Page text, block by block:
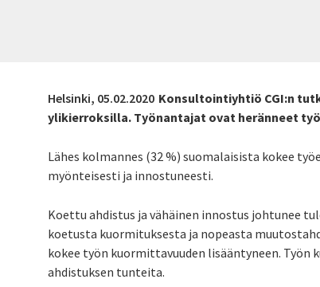
Helsinki, 05.02.2020 Konsultointiyhtiö CGI:n
ylikierroksilla. Työnantajat ovat heränneet
Lähes kolmannes (32 %) suomalaisista kokee
myönteisesti ja innostuneesti.
Koettu ahdistus ja vähäinen innostus johtunee
koetusta kuormituksesta ja nopeasta
kokee työn kuormittavuuden lisääntyneen.
ahdistuksen tunteita.